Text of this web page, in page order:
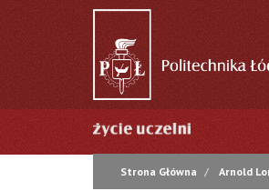
Główna
nawigacja
Strona Główna Arnold